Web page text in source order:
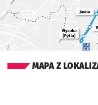
MAPA Z